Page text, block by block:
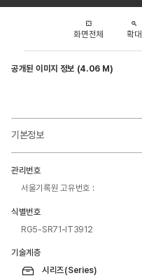
화면전체 확대
공개된 이미지 정보 (4.06 M)
기본정보
관리번호
서울기록원 고유번호 :
식별번호
RG5-SR71-IT3912
기술계층
시리즈(Series)